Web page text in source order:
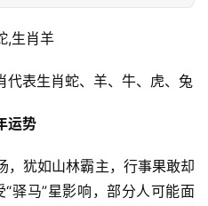
,生肖羊
代表生肖蛇、羊、牛、虎、兔
运势
，犹如山林霸主，行事果敢却
驿马”星影响，部分人可能面